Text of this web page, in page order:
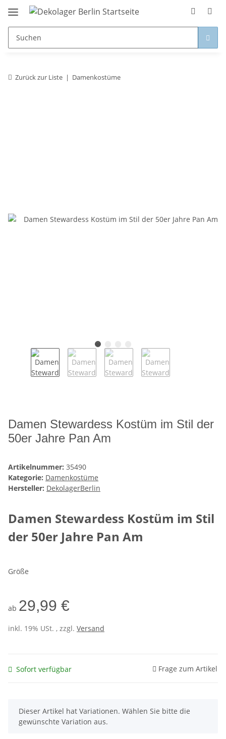
Zurück zur Liste Damenkostüme
Damen Stewardess Kostüm im Stil der
50er Jahre Pan Am
Artikelnummer: 35490
Kategorie: Damenkostüme
Hersteller: DekolagerBerlin
Damen Stewardess Kostüm im Stil
der 50er Jahre Pan Am
Größe
ab 29,99 €
inkl. 19% USt. , zzgl. Versand
Sofort verfügbar Frage zum Artikel
x
Dieser Artikel hat Variationen. Wählen Sie bitte die
gewünschte Variation aus.